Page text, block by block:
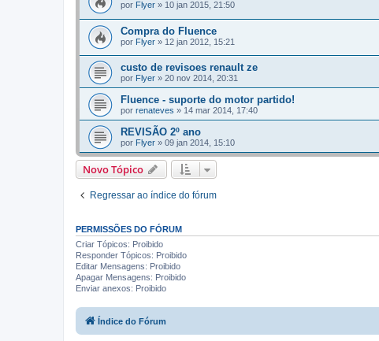
por Flyer » 10 jan 2015, 21:50
Compra do Fluence
por Flyer » 12 jan 2012, 15:21
custo de revisoes renault ze
por Flyer » 20 nov 2014, 20:31
Fluence - suporte do motor partido!
por renateves » 14 mar 2014, 17:40
REVISÃO 2º ano
por Flyer » 09 jan 2014, 15:10
Novo Tópico
Regressar ao índice do fórum
PERMISSÕES DO FÓRUM
Criar Tópicos: Proibido
Responder Tópicos: Proibido
Editar Mensagens: Proibido
Apagar Mensagens: Proibido
Enviar anexos: Proibido
Índice do Fórum